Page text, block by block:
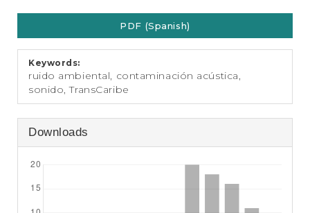
S
b
a
Article
Sidebar
PDF (Spanish)
Keywords:
ruido ambiental, contaminación acústica,
sonido, TransCaribe
Downloads